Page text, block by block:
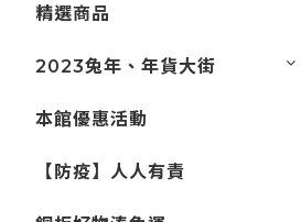
精選商品
2023兔年、年貨大街
本館優惠活動
【防疫】人人有責